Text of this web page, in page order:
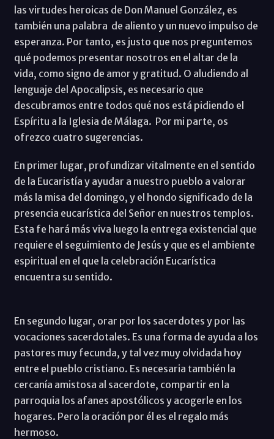
las virtudes heroicas de Don Manuel González, es
también una palabra de aliento y un nuevo impulso de
esperanza. Por tanto, es justo que nos preguntemos
qué podemos presentar nosotros en el altar de la
vida, como signo de amor y gratitud. O aludiendo al
lenguaje del Apocalipsis, es necesario que
descubramos entre todos qué nos está pidiendo el
Espíritu a la Iglesia de Málaga. Por mi parte, os
ofrezco cuatro sugerencias.
En primer lugar, profundizar vitalmente en el sentido
de la Eucaristía y ayudar a nuestro pueblo a valorar
más la misa del domingo, y el hondo significado de la
presencia eucarística del Señor en nuestros templos.
Esta fe hará más viva luego la entrega existencial que
requiere el seguimiento de Jesús y que es el ambiente
espiritual en el que la celebración Eucarística
encuentra su sentido.
En segundo lugar, orar por los sacerdotes y por las
vocaciones sacerdotales. Es una forma de ayuda a los
pastores muy fecunda, y tal vez muy olvidada hoy
entre el pueblo cristiano. Es necesaria también la
cercanía amistosa al sacerdote, compartir en la
parroquia los afanes apostólicos y acogerle en los
hogares. Pero la oración por él es el regalo más
hermoso.